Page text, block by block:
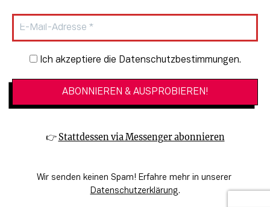
Newsletter-Anmeldung
Ich akzeptiere die Datenschutzbestimmungen.
👉 Stattdessen via Messenger abonnieren
Wir senden keinen Spam! Erfahre mehr in unserer
Datenschutzerklärung.
HAMBURG PUR
🔗 Kinoprogramm
🔗 Genuss-Guide Hamburg
Datenschutzbestimmungen
Barrierefreiheitserklärung